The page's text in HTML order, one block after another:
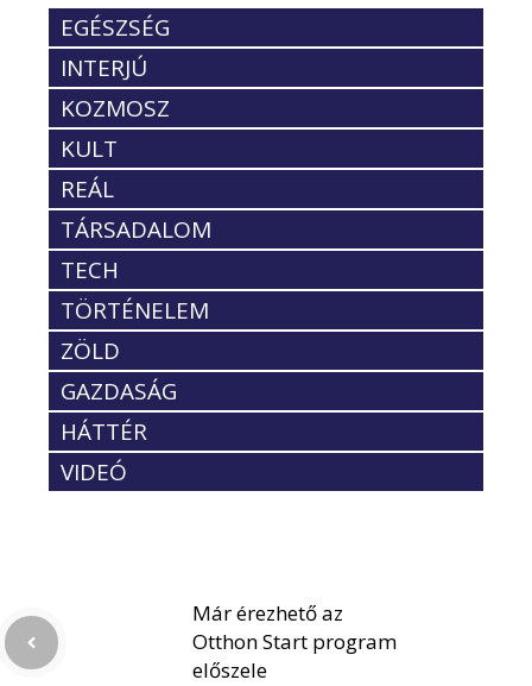
EGÉSZSÉG
INTERJÚ
KOZMOSZ
KULT
REÁL
TÁRSADALOM
TECH
TÖRTÉNELEM
ZÖLD
GAZDASÁG
HÁTTÉR
VIDEÓ
Már érezhető az
Otthon Start program
előszele